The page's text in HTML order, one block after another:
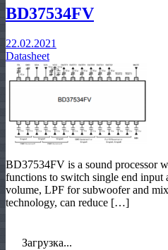
BD37534FV
22.02.2021
Datasheet
BD37534FV is a sound processor
functions to switch single end
volume, LPF for subwoofer and
technology, can reduce […]
Загрузка...